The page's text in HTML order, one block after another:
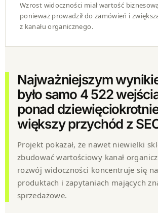
Wzrost widoczności miał wartość
ponieważ prowadził do zamówień i
z kanału organicznego.
Najważniejszym
było samo 4 522
ponad
większy przychód z
Projekt pokazał, że nawet niewielki
zbudować wartościowy kanał
rozwój widoczności koncentruje się
produktach i zapytaniach mających
sprzedażowe.